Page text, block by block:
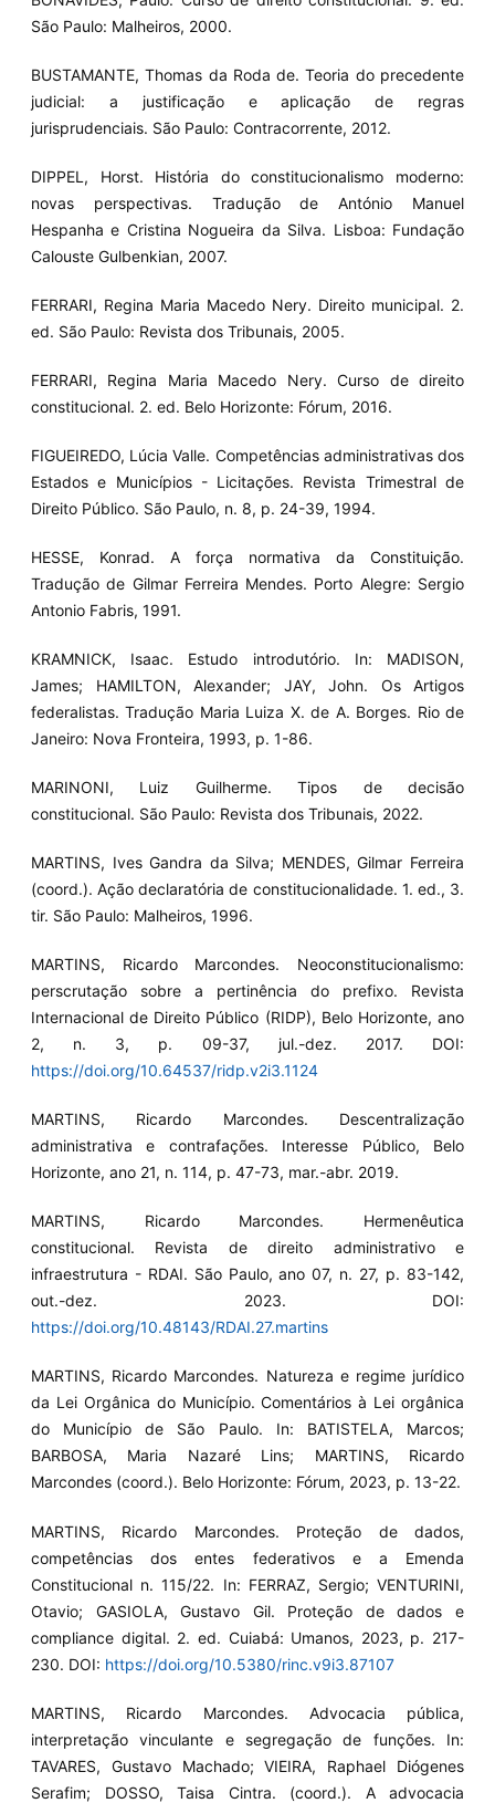
São Paulo: Malheiros, 2000.
BUSTAMANTE, Thomas da Roda de. Teoria do precedente
judicial: a justificação e aplicação de regras
jurisprudenciais. São Paulo: Contracorrente, 2012.
DIPPEL, Horst. História do constitucionalismo moderno:
novas perspectivas. Tradução de António Manuel
Hespanha e Cristina Nogueira da Silva. Lisboa: Fundação
Calouste Gulbenkian, 2007.
FERRARI, Regina Maria Macedo Nery. Direito municipal. 2.
ed. São Paulo: Revista dos Tribunais, 2005.
FERRARI, Regina Maria Macedo Nery. Curso de direito
constitucional. 2. ed. Belo Horizonte: Fórum, 2016.
FIGUEIREDO, Lúcia Valle. Competências administrativas dos
Estados e Municípios - Licitações. Revista Trimestral de
Direito Público. São Paulo, n. 8, p. 24-39, 1994.
HESSE, Konrad. A força normativa da Constituição.
Tradução de Gilmar Ferreira Mendes. Porto Alegre: Sergio
Antonio Fabris, 1991.
KRAMNICK, Isaac. Estudo introdutório. In: MADISON,
James; HAMILTON, Alexander; JAY, John. Os Artigos
federalistas. Tradução Maria Luiza X. de A. Borges. Rio de
Janeiro: Nova Fronteira, 1993, p. 1-86.
MARINONI, Luiz Guilherme. Tipos de decisão
constitucional. São Paulo: Revista dos Tribunais, 2022.
MARTINS, Ives Gandra da Silva; MENDES, Gilmar Ferreira
(coord.). Ação declaratória de constitucionalidade. 1. ed., 3.
tir. São Paulo: Malheiros, 1996.
MARTINS, Ricardo Marcondes. Neoconstitucionalismo:
perscrutação sobre a pertinência do prefixo. Revista
Internacional de Direito Público (RIDP), Belo Horizonte, ano
2, n. 3, p. 09-37, jul.-dez. 2017. DOI:
https://doi.org/10.64537/ridp.v2i3.1124
MARTINS, Ricardo Marcondes. Descentralização
administrativa e contrafações. Interesse Público, Belo
Horizonte, ano 21, n. 114, p. 47-73, mar.-abr. 2019.
MARTINS, Ricardo Marcondes. Hermenêutica
constitucional. Revista de direito administrativo e
infraestrutura - RDAI. São Paulo, ano 07, n. 27, p. 83-142,
out.-dez. 2023. DOI:
https://doi.org/10.48143/RDAI.27.martins
MARTINS, Ricardo Marcondes. Natureza e regime jurídico
da Lei Orgânica do Município. Comentários à Lei orgânica
do Município de São Paulo. In: BATISTELA, Marcos;
BARBOSA, Maria Nazaré Lins; MARTINS, Ricardo
Marcondes (coord.). Belo Horizonte: Fórum, 2023, p. 13-22.
MARTINS, Ricardo Marcondes. Proteção de dados,
competências dos entes federativos e a Emenda
Constitucional n. 115/22. In: FERRAZ, Sergio; VENTURINI,
Otavio; GASIOLA, Gustavo Gil. Proteção de dados e
compliance digital. 2. ed. Cuiabá: Umanos, 2023, p. 217-
230. DOI: https://doi.org/10.5380/rinc.v9i3.87107
MARTINS, Ricardo Marcondes. Advocacia pública,
interpretação vinculante e segregação de funções. In:
TAVARES, Gustavo Machado; VIEIRA, Raphael Diógenes
Serafim; DOSSO, Taisa Cintra. (coord.). A advocacia